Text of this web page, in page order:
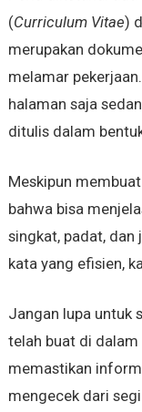
(Curriculum Vitae)
merupakan
melamar
halaman saja
ditulis dalam
Meskipun
bahwa bisa
singkat, padat, dan
kata yang efisien,
Jangan lupa untuk
telah buat di dalam
memastikan
mengecek dari